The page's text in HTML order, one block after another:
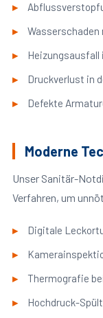
Druckverlust in
Defekte
Moderne
Unser Sanitär-
Verfahren, um
Digitale
Thermografie
Hochdruck-